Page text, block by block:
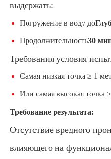
выдержать:
Погружение в воду до
Продолжительность30
Требования условия
Самая низкая точка ≥ 1
Или самая высокая точка
Требование результата:
Отсутствие вредного
влияющего на